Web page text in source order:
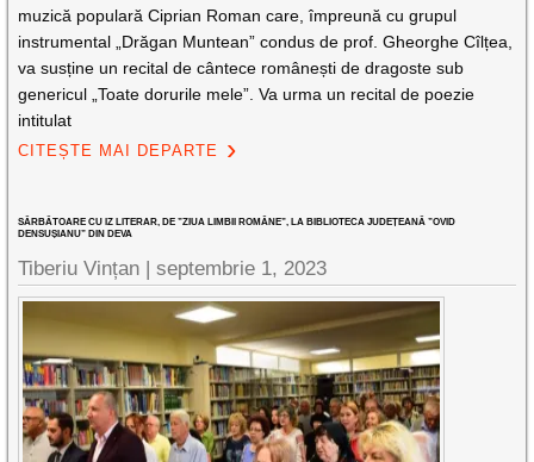
muzică populară Ciprian Roman care, împreună cu grupul
instrumental „Drăgan Muntean” condus de prof. Gheorghe Cîlțea,
va susține un recital de cântece românești de dragoste sub
genericul „Toate dorurile mele”. Va urma un recital de poezie
intitulat
CITEȘTE MAI DEPARTE
SĂRBĂTOARE CU IZ LITERAR, DE ”ZIUA LIMBII ROMÂNE”, LA BIBLIOTECA JUDEȚEANĂ ”OVID
DENSUȘIANU” DIN DEVA
Tiberiu Vințan |septembrie 1, 2023